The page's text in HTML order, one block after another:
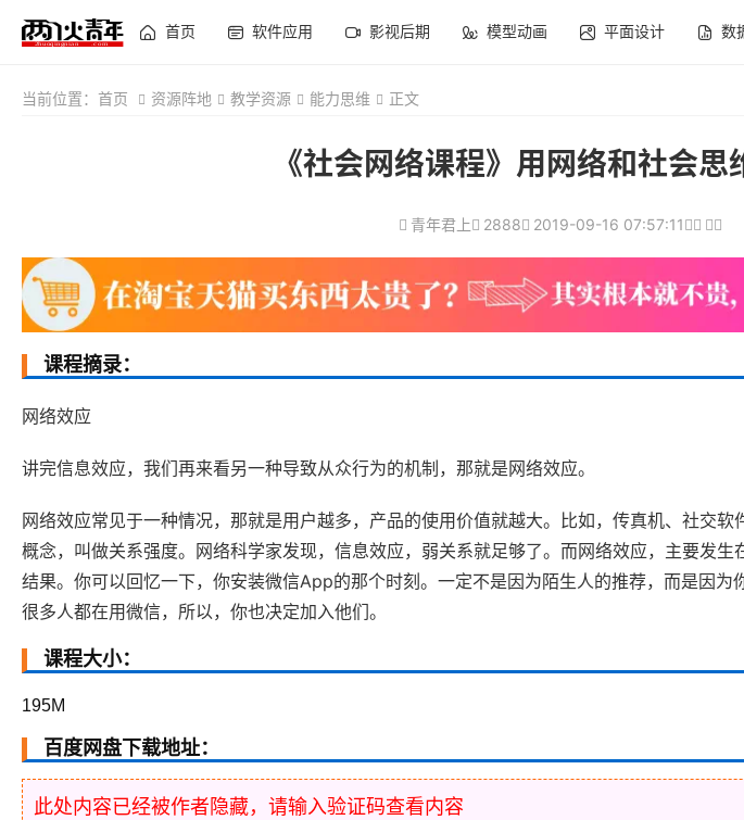
首页 软件应用 影视后期 模型动画 平面设计 数
当前位置： 首页 资源阵地 教学资源 能力思维 正文
《社会网络课程》用网络和社会思
青年君上 2888 2019-09-16 07:57:11
课程摘录：
网络效应
讲完信息效应，我们再来看另一种导致从众行为的机制，那就是网络效应。
网络效应常见于一种情况，那就是用户越多，产品的使用价值就越大。比如，传真机、社交
概念，叫做关系强度。网络科学家发现，信息效应，弱关系就足够了。而网络效应，主要发
结果。你可以回忆一下，你安装微信App的那个时刻。一定不是因为陌生人的推荐，而是因为
很多人都在用微信，所以，你也决定加入他们。
课程大小：
195M
百度网盘下载地址：
此处内容已经被作者隐藏，请输入验证码查看内容